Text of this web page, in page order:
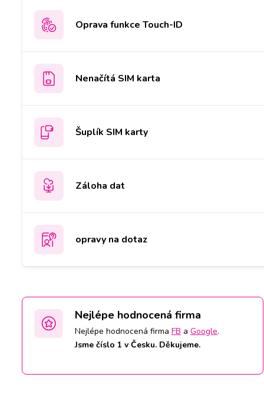
Oprava funkce Touch-ID
Nenačítá SIM karta
Šuplík SIM karty
Záloha dat
opravy na dotaz
Nejlépe hodnocená firma
Nejlépe hodnocená firma FB a Google.
Jsme číslo 1 v Česku. Děkujeme.